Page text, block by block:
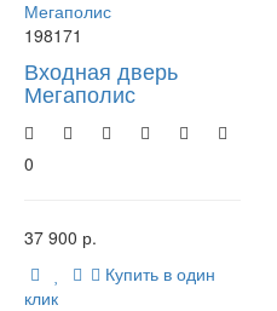
198171
Входная дверь
Мегаполис
0
37 900 р.
Купить в один
клик